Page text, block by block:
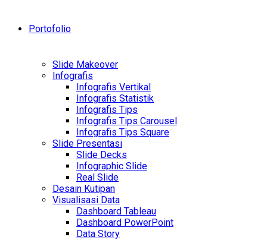
Portofolio
Slide Makeover
Infografis
Infografis Vertikal
Infografis Statistik
Infografis Tips
Infografis Tips Carousel
Infografis Tips Square
Slide Presentasi
Slide Decks
Infographic Slide
Real Slide
Desain Kutipan
Visualisasi Data
Dashboard Tableau
Dashboard PowerPoint
Data Story